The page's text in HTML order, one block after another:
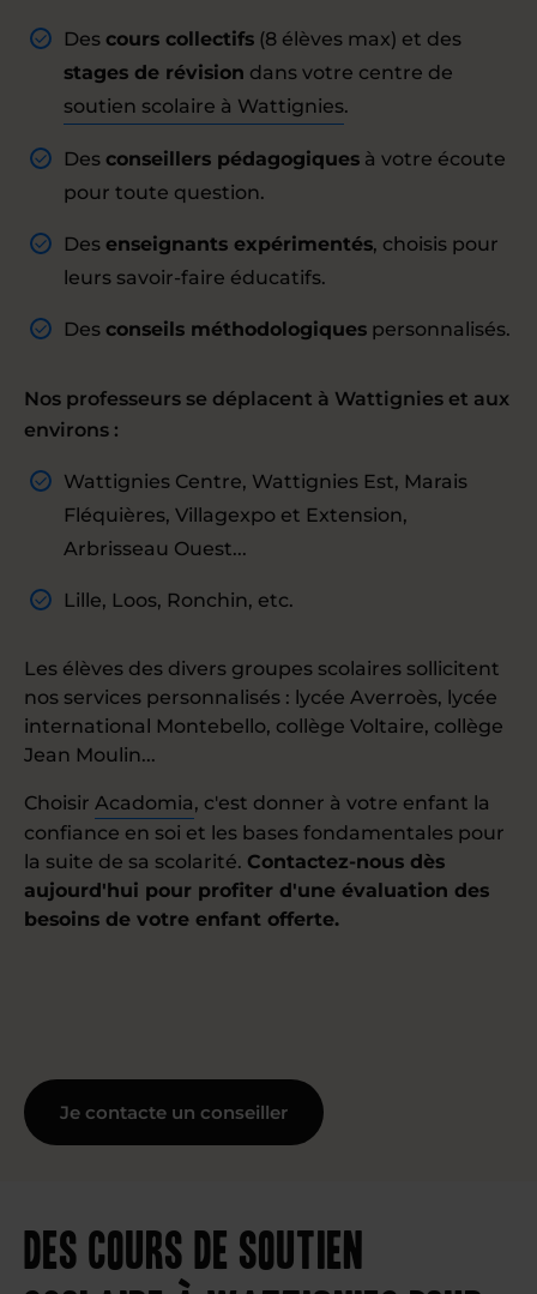
Des cours collectifs (8 élèves max) et des
stages de révision dans votre centre de
soutien scolaire à Wattignies.
Des conseillers pédagogiques à votre écoute
pour toute question.
Des enseignants expérimentés, choisis pour
leurs savoir-faire éducatifs.
Des conseils méthodologiques personnalisés.
Nos professeurs se déplacent à Wattignies et aux
environs :
Wattignies Centre, Wattignies Est, Marais
Fléquières, Villagexpo et Extension,
Arbrisseau Ouest...
Lille, Loos, Ronchin, etc.
Les élèves des divers groupes scolaires sollicitent
nos services personnalisés : lycée Averroès, lycée
international Montebello, collège Voltaire, collège
Jean Moulin...
Choisir Acadomia, c'est donner à votre enfant la
confiance en soi et les bases fondamentales pour
la suite de sa scolarité. Contactez-nous dès
aujourd'hui pour profiter d'une évaluation des
besoins de votre enfant offerte.
Je contacte un conseiller
Des cours de soutien